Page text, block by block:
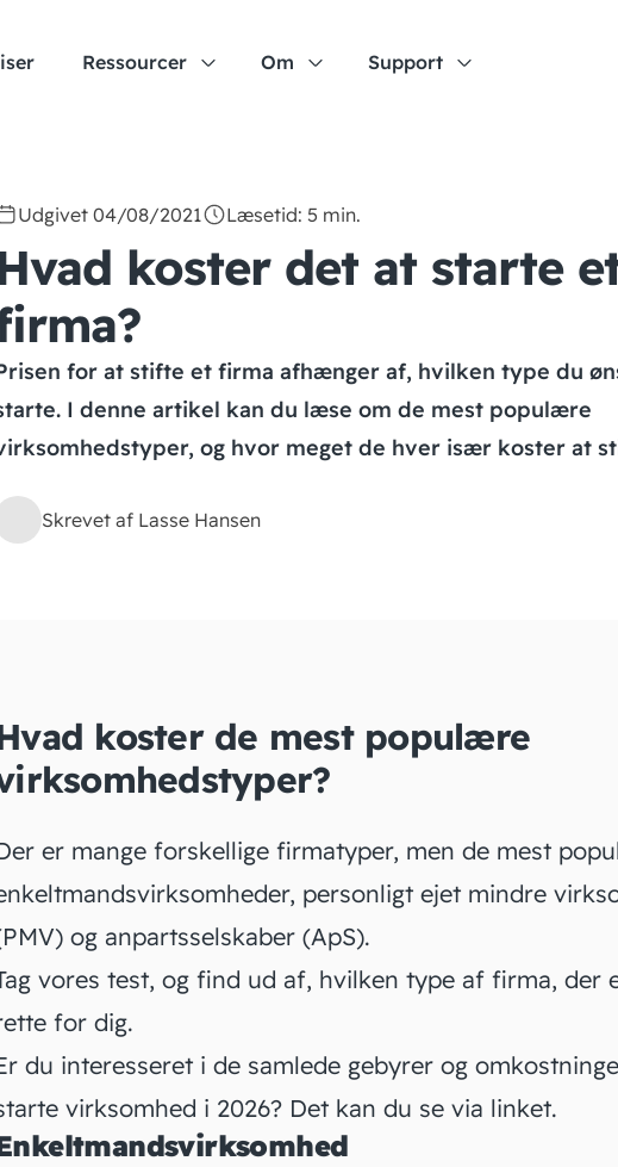
Ressourcer Om Support
Udgivet 04/08/2021 Læsetid: 5 min.
koster det at starte
for at stifte et firma afhænger af, hvilken type du
I denne artikel kan du læse om de mest populære
og hvor meget de hver især koster at
Skrevet af Lasse Hansen
koster de mest populære
er mange forskellige firmatyper, men de mest
personligt ejet mindre
og anpartsselskaber (ApS).
vores test, og find ud af, hvilken type af firma, der
for dig.
du interesseret i de samlede gebyrer og
virksomhed i 2026? Det kan du se via linket.